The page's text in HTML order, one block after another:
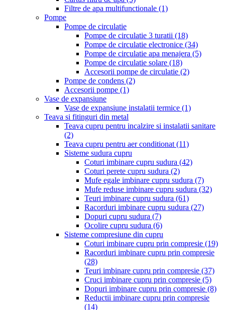
Filtre de apa multifunctionale (1)
Pompe
Pompe de circulatie
Pompe de circulatie 3 turatii (18)
Pompe de circulatie electronice (34)
Pompe de circulatie apa menajera (5)
Pompe de circulatie solare (18)
Accesorii pompe de circulatie (2)
Pompe de condens (2)
Accesorii pompe (1)
Vase de expansiune
Vase de expansiune instalatii termice (1)
Teava si fitinguri din metal
Teava cupru pentru incalzire si instalatii sanitare
(2)
Teava cupru pentru aer conditionat (11)
Sisteme sudura cupru
Coturi imbinare cupru sudura (42)
Coturi perete cupru sudura (2)
Mufe egale imbinare cupru sudura (7)
Mufe reduse imbinare cupru sudura (32)
Teuri imbinare cupru sudura (61)
Racorduri imbinare cupru sudura (27)
Dopuri cupru sudura (7)
Ocolire cupru sudura (6)
Sisteme compresiune din cupru
Coturi imbinare cupru prin compresie (19)
Racorduri imbinare cupru prin compresie
(28)
Teuri imbinare cupru prin compresie (37)
Cruci imbinare cupru prin compresie (5)
Dopuri imbinare cupru prin compresie (8)
Reductii imbinare cupru prin compresie
(14)